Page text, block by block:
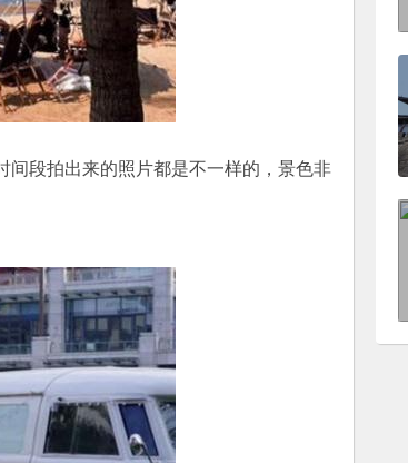
间段拍出来的照片都是不一样的，景色非